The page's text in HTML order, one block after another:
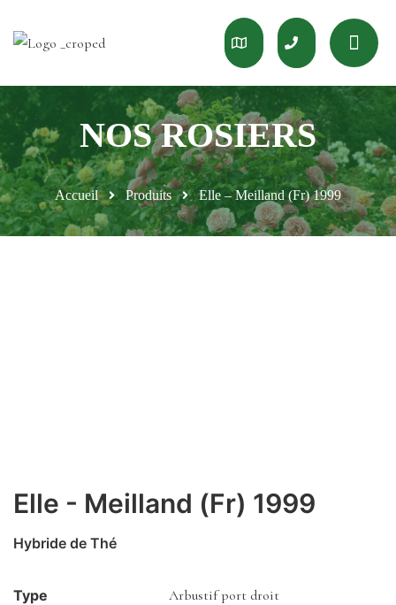
Accueil Produits Elle – Meilland (Fr) 1999
Elle - Meilland (Fr) 1999
Hybride de Thé
Type Arbustif port droit